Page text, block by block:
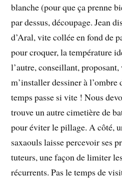
blanche (pour que ça prenne
par dessus, découpage. Jean
d’Aral, vite collée en fond de
pour croquer, la température
l’autre, conseillant,
m’installer dessiner à l’ombre
temps passe si vite ! Nous
trouve un autre cimetière de
pour éviter le pillage. A côté,
saxaouls laisse percevoir ses
tuteurs, une façon de limiter
récurrents. Pas le temps de